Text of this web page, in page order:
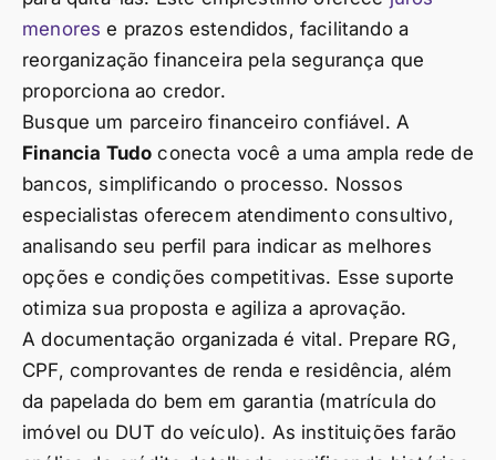
menores e prazos estendidos, facilitando a
reorganização financeira pela segurança que
proporciona ao credor.
Busque um parceiro financeiro confiável. A
Financia Tudo conecta você a uma ampla rede de
bancos, simplificando o processo. Nossos
especialistas oferecem atendimento consultivo,
analisando seu perfil para indicar as melhores
opções e condições competitivas. Esse suporte
otimiza sua proposta e agiliza a aprovação.
A documentação organizada é vital. Prepare RG,
CPF, comprovantes de renda e residência, além
da papelada do bem em garantia (matrícula do
imóvel ou DUT do veículo). As instituições farão